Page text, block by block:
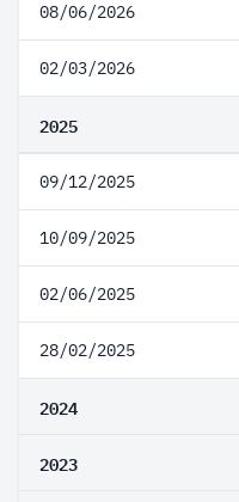
08/06/2026
02/03/2026
2025
09/12/2025
10/09/2025
02/06/2025
28/02/2025
2024
2023